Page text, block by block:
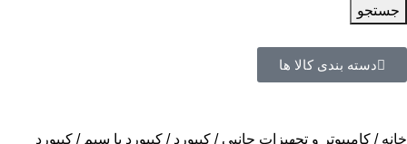
جستجو
دسته بندی کالا ها
خانه کامپیوتر و تجهیزات جانبی کیبورد کیبورد با سیم کیبورد